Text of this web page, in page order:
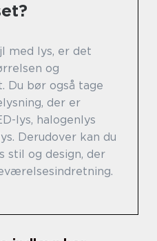
med lys, er det
og
Du bør også tage
der er
lys, halogenlys
Derudover kan du
stil og design, der